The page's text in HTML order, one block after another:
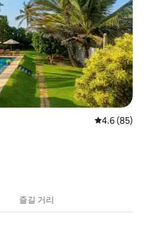
평점 4.6점(5
4.6 (85)
즐길 거리